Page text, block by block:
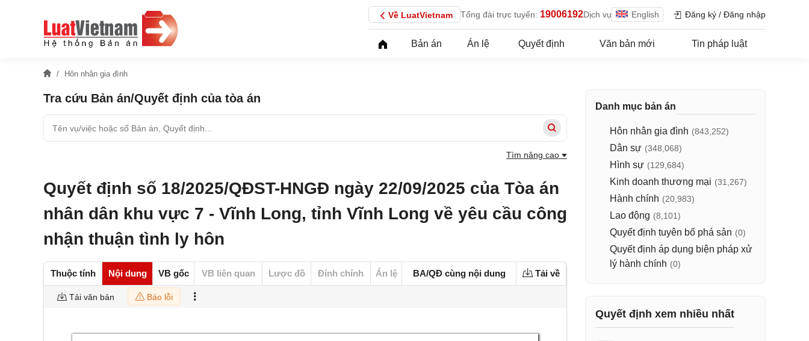
Về LuatVietnam Tổng đài trực tuyến: 19006192Dịch vụ English Đăng ký / Đăng nhập
Bản án Án lệ Quyết định Văn bản mới Tin pháp luật
Hôn nhân gia đình
Tra cứu Bản án/Quyết định của tòa án
Tìm nâng cao
Quyết định số 18/2025/QĐST-HNGĐ ngày 22/09/2025 của Tòa án
nhân dân khu vực 7 - Vĩnh Long, tỉnh Vĩnh Long về yêu cầu công
nhận thuận tình ly hôn
Thuộc tính Nội dung VB gốc VB liên quan Lược đồ Đính chính Án lệ BA/QĐ cùng nội dung Tải về
Tải văn bản Báo lỗi
Danh mục bản án
Hôn nhân gia đình (843,252)
Dân sự (348,068)
Hình sự (129,684)
Kinh doanh thương mại (31,267)
Hành chính (20,983)
Lao động (8,101)
Quyết định tuyên bố phá sản (0)
Quyết định áp dụng biện pháp xử
lý hành chính (0)
Quyết định xem nhiều nhất